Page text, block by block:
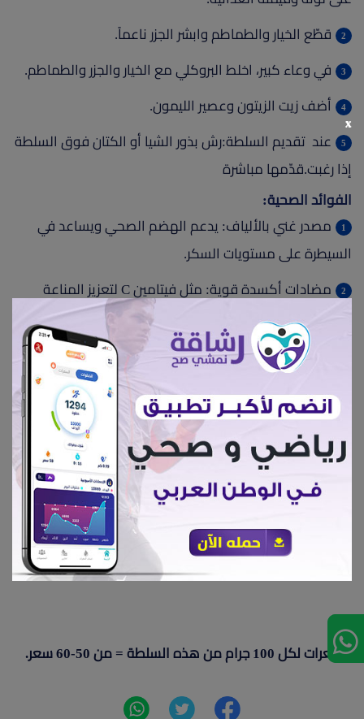
قطّع الخيار والطماطم وابشر الجزر ناعماً.
في وعاء كبير، اخلط البروكلي مع الخيار والجزر والطماطم.
أضف زيت الزيتون وعصير الليمون.
عند تقديم السلطة:رش بذور الشيا أو الكتان فوق السلطة
إذا رغبت.قدّمها مباشرة
الفوائد الصحية:
مصدر غني بالألياف: يدعم الهضم الصحي ويساعد في
السيطرة على مستويات السكر.
مضادات أكسدة قوية: مثل فيتامين C لتعزيز المناعة
مغذيات لصحة القلب: كالبوتاسيوم والمغنيسيوم، التي
تدعم تنظيم ضغط الدم.
منخفضة السعرات: مثالية لإدارة الوزن.
مناسبة لمرضى الضغط، السكر، والقلب: بفضل المكونات
الطبيعية التي تساعد على التحكم في مستويات الجلوكوز
والكوليسترول وضغط الدم.
هذه السلطة خيار صحي جداً ومثالي للأشخاص الذين يعانون
من مشاكل الضغط، السكر، أو القلب.
السعرات لكل 100 جرام من هذه السلطة = من 50-60 سعر.
x